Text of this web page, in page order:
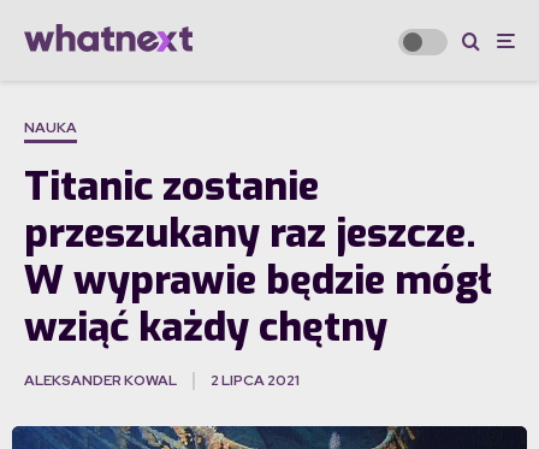
NAUKA
Titanic zostanie
przeszukany raz jeszcze.
W wyprawie będzie mógł
wziąć każdy chętny
ALEKSANDER KOWAL 2 LIPCA 2021